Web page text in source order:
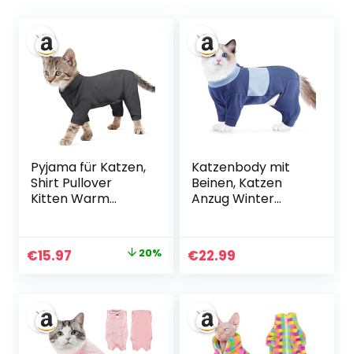
Pyjama für Katzen,
Shirt Pullover
Kitten Warm
mit Lange Ärmel
Wohlfühlen Und
au, XS)
Ursprünglicher
€19.99
€15.97 Aktueller
€15.97.
20%
Katzenbody mit
Beinen, Katzen
Anzug Winter
Kratzen An Nähten
€22.99